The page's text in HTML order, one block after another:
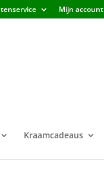
Mijn account
Kraamcadeaus